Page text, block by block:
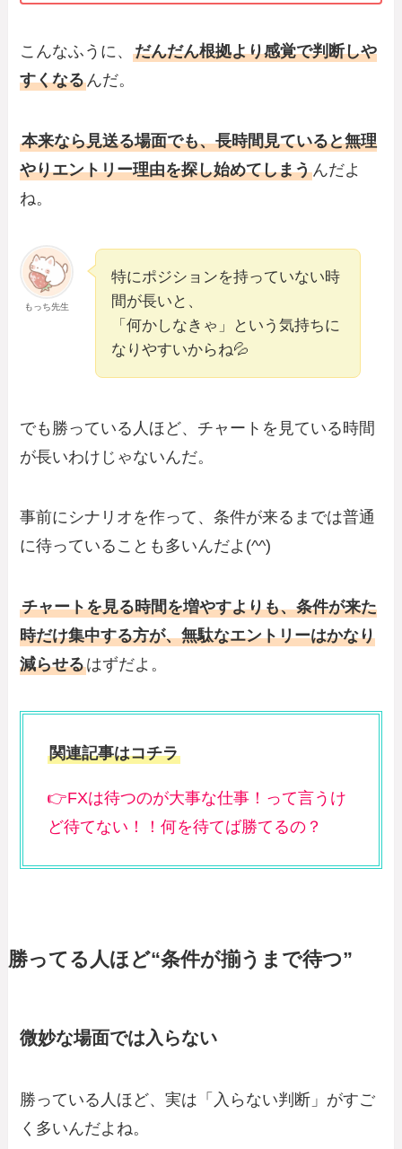
こんなふうに、だんだん根拠より感覚で判断しや
すくなるんだ。
本来なら見送る場面でも、長時間見ていると無理
やりエントリー理由を探し始めてしまうんだよ
ね。
もっち先生
特にポジションを持っていない時
間が長いと、
「何かしなきゃ」という気持ちに
なりやすいからね💦
でも勝っている人ほど、チャートを見ている時間
が長いわけじゃないんだ。
事前にシナリオを作って、条件が来るまでは普通
に待っていることも多いんだよ(^^)
チャートを見る時間を増やすよりも、条件が来た
時だけ集中する方が、無駄なエントリーはかなり
減らせるはずだよ。
関連記事はコチラ
👉FXは待つのが大事な仕事！って言うけ
ど待てない！！何を待てば勝てるの？
勝ってる人ほど“条件が揃うまで待つ”
微妙な場面では入らない
勝っている人ほど、実は「入らない判断」がすご
く多いんだよね。